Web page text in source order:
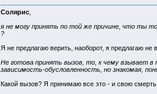
Солярис,
я не могу принять по той же причине, что ты
?
Я не предлагаю верить, наоборот, я предлагаю не
Не готова принять вызов, то, к чему взывает
зависимость-обусловленность, но знакомая,
Какой вызов? Я принимаю все это - и свою